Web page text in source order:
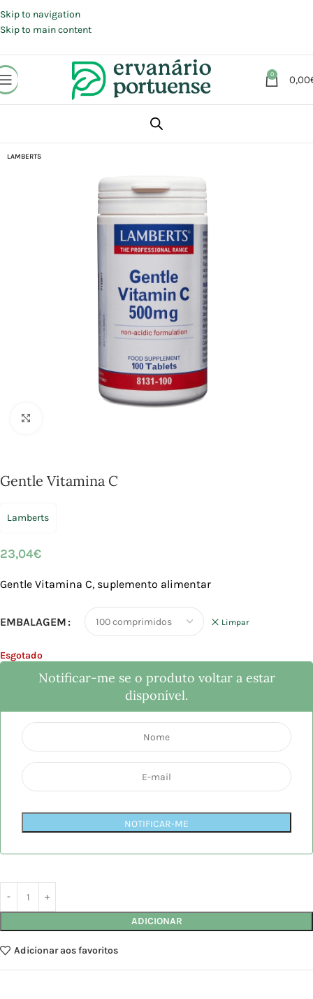
Skip to navigation
Skip to main content
0 0,00
Suplementos alimentares
LAMBERTS
Gentle Vitamina C
Lamberts
23,04€
Gentle Vitamina C, suplemento alimentar
EMBALAGEM Limpar
Esgotado
Notificar-me se o produto voltar a estar
disponível.
NOTIFICAR-ME
ADICIONAR
Adicionar aos favoritos